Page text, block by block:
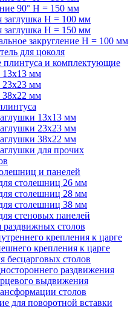
90° H = 150 мм
заглушка H = 100 мм
заглушка H = 150 мм
закругление H = 100 мм
для цоколя
плинтуса и комплектующие
13х13 мм
23х23 мм
38х22 мм
13х13 мм
23х23 мм
38х22 мм
для прочих
и панелей
столешниц 26 мм
столешниц 28 мм
столешниц 38 мм
стеновых панелей
столов
крепления к царге
крепления к царге
бесцарговых столов
раздвижения
выдвижения
столов
для поворотной вставки